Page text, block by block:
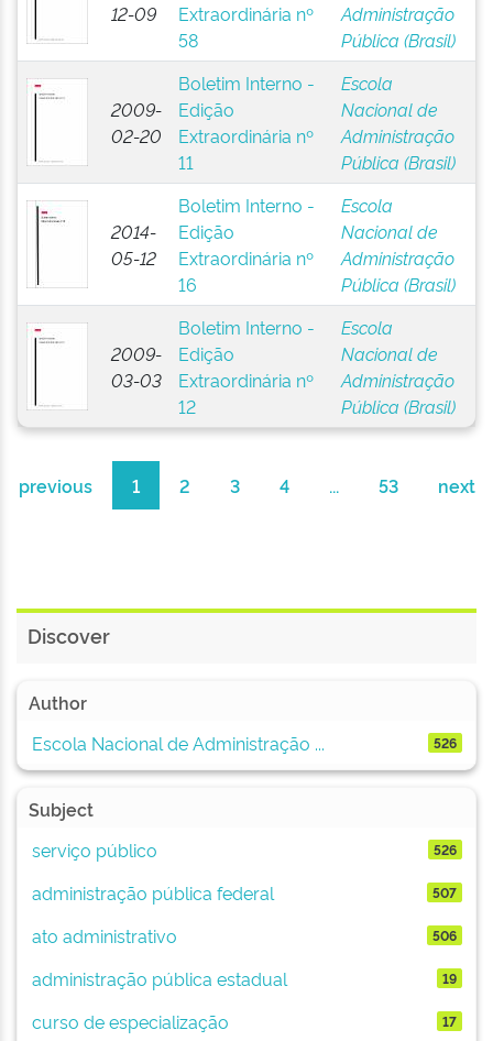
12-09
Extraordinária nº
58
Administração
Pública (Brasil)
2009-
02-20
Boletim Interno -
Edição
Extraordinária nº
11
Escola
Nacional de
Administração
Pública (Brasil)
2014-
05-12
Boletim Interno -
Edição
Extraordinária nº
16
Escola
Nacional de
Administração
Pública (Brasil)
2009-
03-03
Boletim Interno -
Edição
Extraordinária nº
12
Escola
Nacional de
Administração
Pública (Brasil)
previous 1 2 3 4 ... 53 next
Discover
Author
Escola Nacional de Administração ...
526
Subject
serviço público
526
administração pública federal 507
ato administrativo 506
administração pública estadual 19
curso de especialização 17